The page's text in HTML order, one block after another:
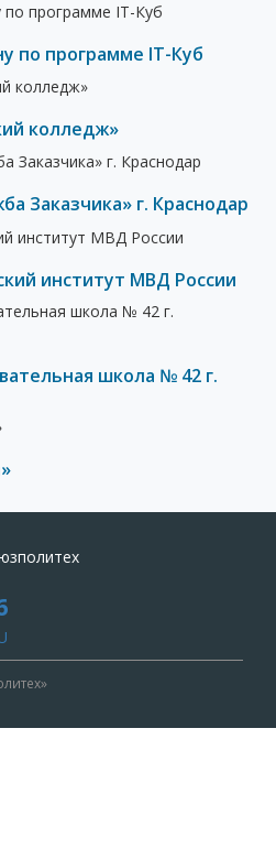
по программе IT-Куб
колледж»
Заказчика» г. Краснодар
институт МВД России
школа № 42 г.